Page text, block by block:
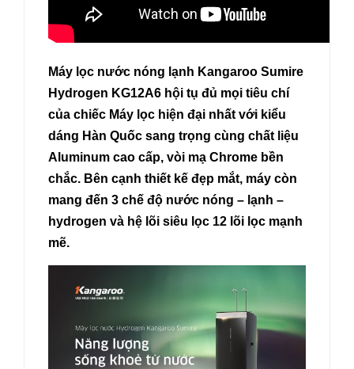
Máy lọc nước nóng lạnh Kangaroo Sumire
Hydrogen KG12A6 hội tụ đủ mọi tiêu chí
của chiếc Máy lọc hiện đại nhất với kiểu
dáng Hàn Quốc sang trọng cùng chất liệu
Aluminum cao cấp, vòi mạ Chrome bền
chắc. Bên cạnh thiết kế đẹp mắt, máy còn
mang đến 3 chế độ nước nóng – lạnh –
hydrogen và hệ lõi siêu lọc 12 lõi lọc mạnh
mẽ.